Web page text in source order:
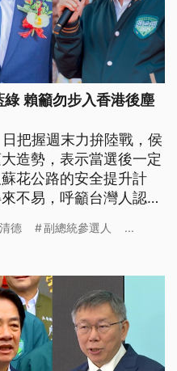
賴籲勿步入香港後塵
把握週末力拚陸戰，侯
造勢，表示當選後一定
花公路的安全提升計
不易，呼籲台灣人認清
時左批藍營高層吃香喝
日上午將進行總統參選
德 副總統參選人 ...